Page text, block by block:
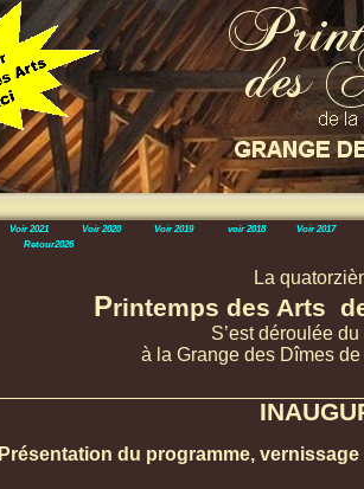
La
Printemps des Arts
S’est déroulée
à la Grange des Dîmes
Présentation du programme,
Voir 2021 Voir 2020 Voir 2019 voir 2018
Voir 2017
Retour2026